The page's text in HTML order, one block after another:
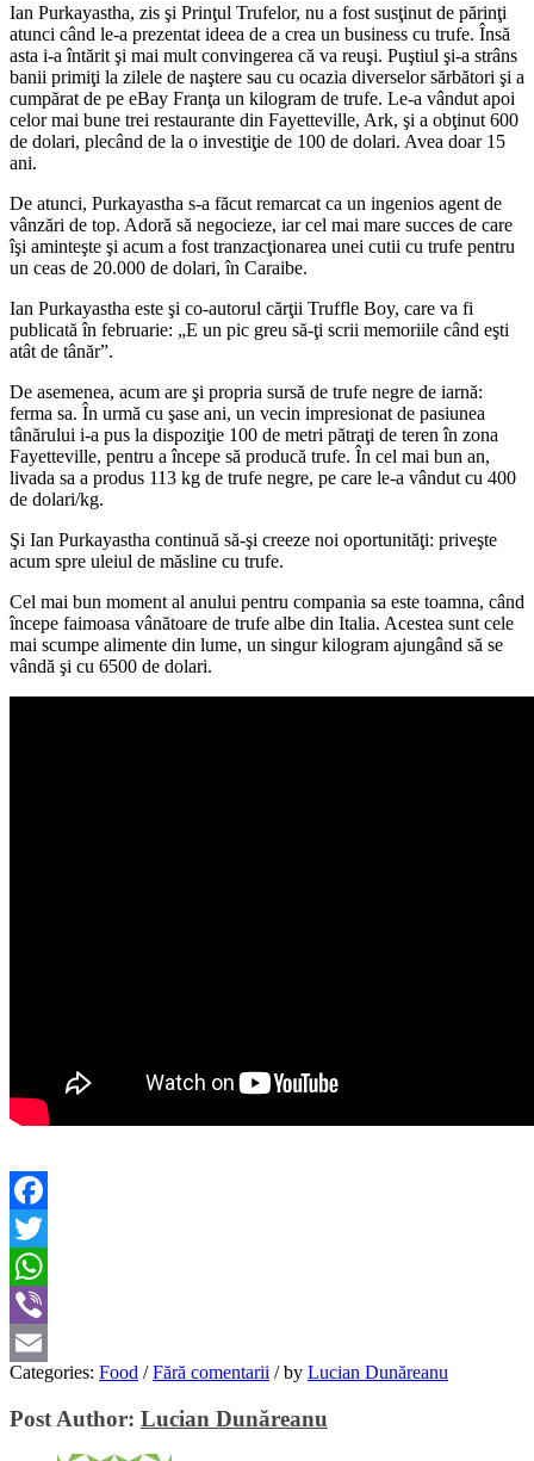
Ian Purkayastha, zis şi Prinţul Trufelor, nu a fost susţinut de părinţi
atunci când le-a prezentat ideea de a crea un business cu trufe. Însă
asta i-a întărit şi mai mult convingerea că va reuşi. Puştiul şi-a strâns
banii primiţi la zilele de naştere sau cu ocazia diverselor sărbători şi a
cumpărat de pe eBay Franţa un kilogram de trufe. Le-a vândut apoi
celor mai bune trei restaurante din Fayetteville, Ark, şi a obţinut 600
de dolari, plecând de la o investiţie de 100 de dolari. Avea doar 15
ani.
De atunci, Purkayastha s-a făcut remarcat ca un ingenios agent de
vânzări de top. Adoră să negocieze, iar cel mai mare succes de care
îşi aminteşte şi acum a fost tranzacţionarea unei cutii cu trufe pentru
un ceas de 20.000 de dolari, în Caraibe.
Ian Purkayastha este şi co-autorul cărţii Truffle Boy, care va fi
publicată în februarie: „E un pic greu să-ţi scrii memoriile când eşti
atât de tânăr”.
De asemenea, acum are şi propria sursă de trufe negre de iarnă:
ferma sa. În urmă cu şase ani, un vecin impresionat de pasiunea
tânărului i-a pus la dispoziţie 100 de metri pătraţi de teren în zona
Fayetteville, pentru a începe să producă trufe. În cel mai bun an,
livada sa a produs 113 kg de trufe negre, pe care le-a vândut cu 400
de dolari/kg.
Şi Ian Purkayastha continuă să-şi creeze noi oportunităţi: priveşte
acum spre uleiul de măsline cu trufe.
Cel mai bun moment al anului pentru compania sa este toamna, când
începe faimoasa vânătoare de trufe albe din Italia. Acestea sunt cele
mai scumpe alimente din lume, un singur kilogram ajungând să se
vândă şi cu 6500 de dolari.
Facebook
Twitter
WhatsApp
Viber
Email
Categories: Food / Fără comentarii /by Lucian Dunăreanu
Post Author: Lucian Dunăreanu